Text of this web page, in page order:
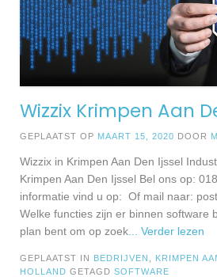
Wizzix Krimpen Aan
GEPLAATST OP MAART 15, 2020 DOOR
Wizzix in Krimpen Aan Den Ijssel
Krimpen Aan Den Ijssel Bel ons op:
informatie vind u op: Of mail naar:
Welke functies zijn er binnen software
plan bent om op zoek ... Verder lezen
GEPLAATST IN BEDRIJVEN KRIMPEN
HOLLAND GETAGD SOFTWARE